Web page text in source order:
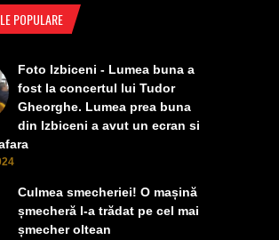
POPULARE
Foto Izbiceni - Lumea buna a
fost la concertul lui Tudor
Gheorghe. Lumea prea buna
din Izbiceni a avut un ecran si
Culmea smecheriei! O mașină
șmecheră l-a trădat pe cel mai
șmecher oltean